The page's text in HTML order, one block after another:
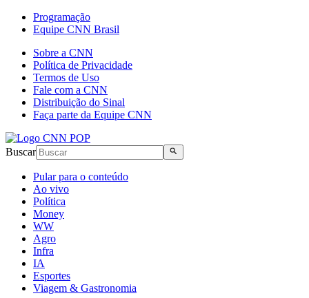
Programação
Equipe CNN Brasil
Sobre a CNN
Política de Privacidade
Termos de Uso
Fale com a CNN
Distribuição do Sinal
Faça parte da Equipe CNN
Buscar
Pular para o conteúdo
Ao vivo
Política
Money
WW
Agro
Infra
IA
Esportes
Viagem & Gastronomia